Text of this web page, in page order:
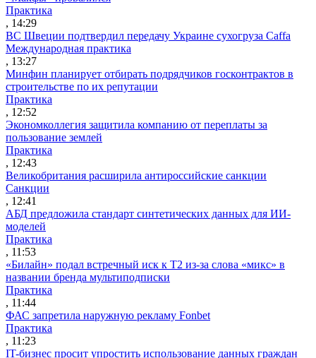
Практика
, 14:29
ВС Швеции подтвердил передачу Украине сухогруза Caffa
Международная практика
, 13:27
Минфин планирует отбирать подрядчиков госконтрактов в
строительстве по их репутации
Практика
, 12:52
Экономколлегия защитила компанию от переплаты за
пользование землей
Практика
, 12:43
Великобритания расширила антироссийские санкции
Санкции
, 12:41
АБД предложила стандарт синтетических данных для ИИ-
моделей
Практика
, 11:53
«Билайн» подал встречный иск к Т2 из-за слова «микс» в
названии бренда мультиподписки
Практика
, 11:44
ФАС запретила наружную рекламу Fonbet
Практика
, 11:23
IT-бизнес просит упростить использование данных граждан